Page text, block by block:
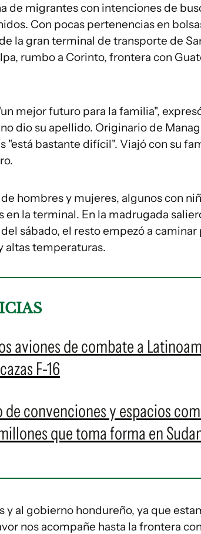
de migrantes con intenciones de
Con pocas pertenencias en
la gran terminal de transporte de
rumbo a Corinto, frontera con
mejor futuro para la familia",
dio su apellido. Originario de
"está bastante difícil". Viajó con su
hombres y mujeres, algunos con
en la terminal. En la madrugada
sábado, el resto empezó a
altas temperaturas.
aviones de combate a
F-16
de convenciones y espacios
que toma forma en
y al gobierno hondureño, ya que
nos acompañe hasta la frontera